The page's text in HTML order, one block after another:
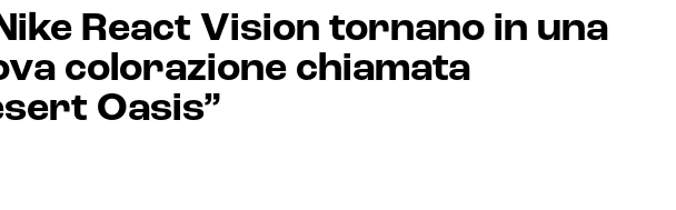
React Vision tornano in una
colorazione chiamata
Oasis”